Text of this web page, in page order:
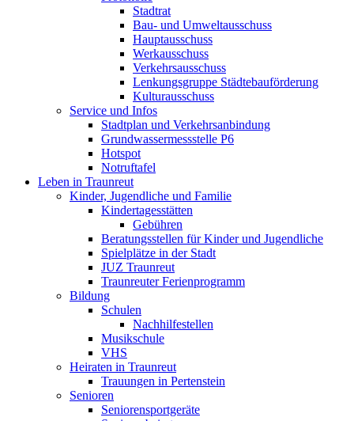
Stadtrat
Bau- und Umweltausschuss
Hauptausschuss
Werkausschuss
Verkehrsausschuss
Lenkungsgruppe Städtebauförderung
Kulturausschuss
Service und Infos
Stadtplan und Verkehrsanbindung
Grundwassermessstelle P6
Hotspot
Notruftafel
Leben in Traunreut
Kinder, Jugendliche und Familie
Kindertagesstätten
Gebühren
Beratungsstellen für Kinder und Jugendliche
Spielplätze in der Stadt
JUZ Traunreut
Traunreuter Ferienprogramm
Bildung
Schulen
Nachhilfestellen
Musikschule
VHS
Heiraten in Traunreut
Trauungen in Pertenstein
Senioren
Seniorensportgeräte